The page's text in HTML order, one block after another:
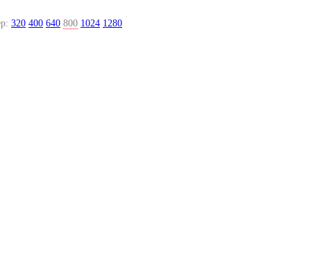
320 400 640 800 1024 1280